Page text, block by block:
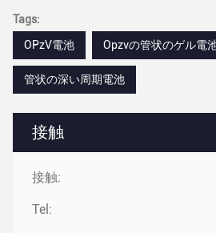
接触
接触:
Tel:
Tags:
OPzV電池
Opzvの管状のゲル電
管状の深い周期電池